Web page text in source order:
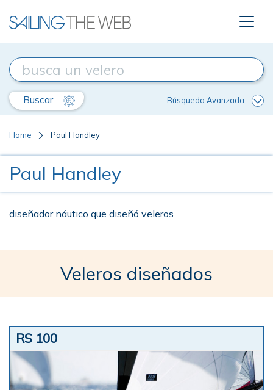
Buscar Búsqueda Avanzada
Home Paul Handley
Paul Handley
diseñador náutico que diseñó veleros
Veleros diseñados
RS 100